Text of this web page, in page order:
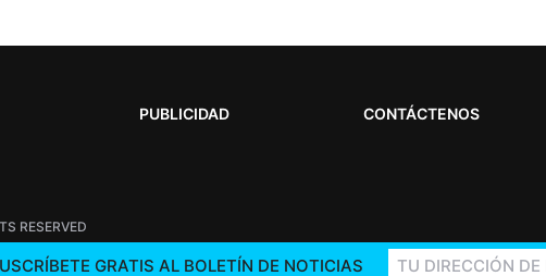
RESERVED
PUBLICIDAD CONTÁCTENOS
GRATIS AL BOLETÍN DE NOTICIAS